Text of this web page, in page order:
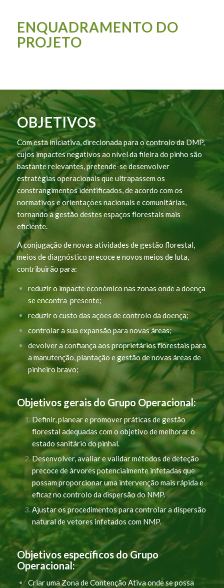
ENQUADRAMENTO DO
PROJETO
OBJETIVOS
Com esta iniciativa, direcionada para o controlo da DMP,
cujos impactes negativos ao nível da fileira do pinho são
bastante relevantes, pretende-se desenvolver
estratégias operacionais que ultrapassem os
constrangimentos identificados, de acordo com os
normativos e orientações nacionais e comunitárias,
tornando a gestão destes espaços florestais mais
eficiente.
A conjugação de novas atividades de gestão florestal,
meios de diagnóstico precoce e novos meios de luta,
contribuirão para:
reduzir o impacte económico nas zonas onde a doença
se encontra presente;
reduzir o custo das ações de controlo da doença;
controlar a sua expansão para novas áreas;
devolver a confiança aos proprietários florestais para
a manutenção, plantação e gestão de novas áreas de
pinheiro bravo;
Objetivos gerais do Grupo Operacional:
Definir, planear e promover práticas de gestão
florestal adequadas com o objetivo de melhorar o
estado sanitário do pinhal.
Desenvolver, avaliar e validar métodos de deteção
precoce de árvores potencialmente infetadas que
possam proporcionar uma intervenção mais rápida e
eficaz no controlo da dispersão do NMP.
Ajustar os procedimentos para controlar a dispersão
natural de vetores infetados com NMP.
Objetivos específicos do Grupo
Operacional:
Criar uma Zona de Contenção Ativa onde se possa